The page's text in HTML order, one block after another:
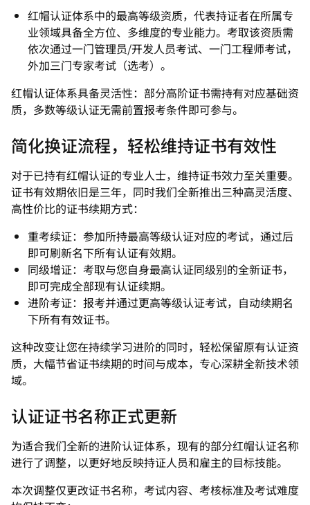
红帽认证体系中的最高等级资质，代表持证者在所属专
业领域具备全方位、多维度的专业能力。考取该资质需
依次通过一门管理员/开发人员考试、一门工程师考试，
外加三门专家考试（选考）。
红帽认证体系具备灵活性：部分高阶证书需持有对应基础资
质，多数等级认证无需前置报考条件即可参与。
简化换证流程，轻松维持证书有效性
对于已持有红帽认证的专业人士，维持证书效力至关重要。
证书有效期依旧是三年，同时我们全新推出三种高灵活度、
高性价比的证书续期方式：
重考续证：参加所持最高等级认证对应的考试，通过后
即可刷新名下所有认证有效期。
同级增证：考取与您自身最高认证同级别的全新证书，
即可完成全部现有认证续期。
进阶考证：报考并通过更高等级认证考试，自动续期名
下所有有效证书。
这种改变让您在持续学习进阶的同时，轻松保留原有认证资
质，大幅节省证书续期的时间与成本，专心深耕全新技术领
域。
认证证书名称正式更新
为适合我们全新的进阶认证体系，现有的部分红帽认证名称
进行了调整，以更好地反映持证人员和雇主的目标技能。
本次调整仅更改证书名称，考试内容、考核标准及考试难度